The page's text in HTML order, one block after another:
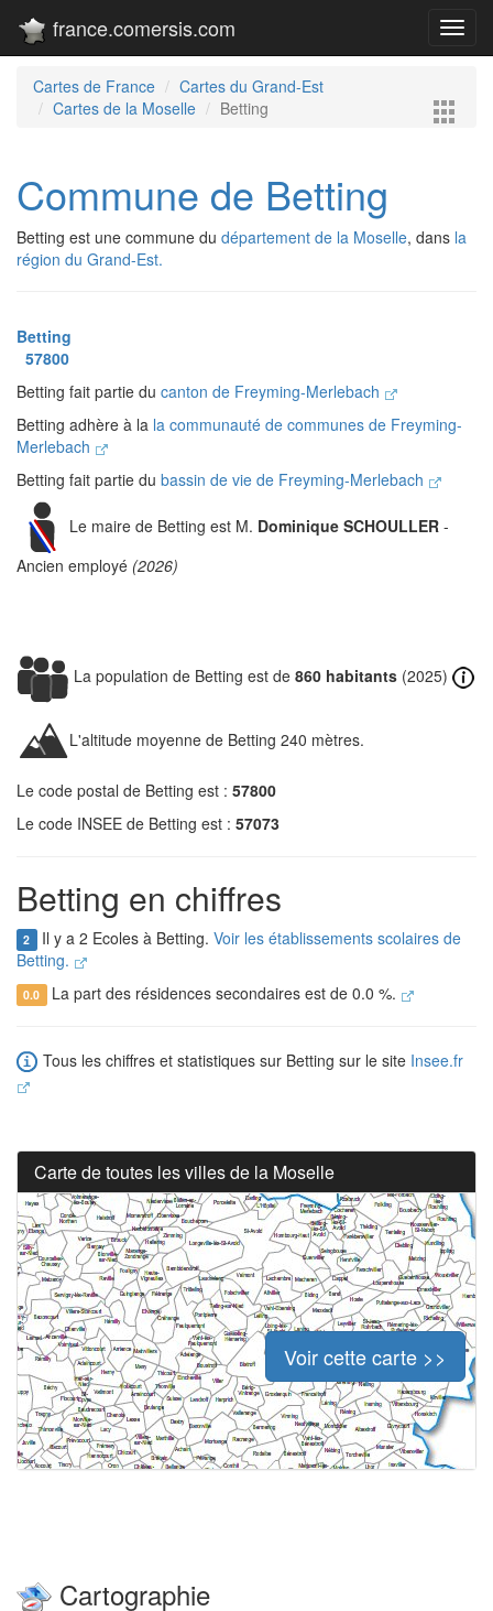
france.comersis.com
Cartes de France
Cartes du Grand-Est
Cartes de la Moselle
Betting
Commune de Betting
Betting est une commune du département de la Moselle, dans la
région du Grand-Est.
Betting
57800
Betting fait partie du canton de Freyming-Merlebach
Betting adhère à la la communauté de communes de Freyming-
Merlebach
Betting fait partie du bassin de vie de Freyming-Merlebach
Le maire de Betting est M. Dominique SCHOULLER -
Ancien employé (2026)
La population de Betting est de 860 habitants (2025)
L'altitude moyenne de Betting 240 mètres.
Le code postal de Betting est : 57800
Le code INSEE de Betting est : 57073
Betting en chiffres
2 Il y a 2 Ecoles à Betting. Voir les établissements scolaires de
Betting.
0.0 La part des résidences secondaires est de 0.0 %.
Tous les chiffres et statistiques sur Betting sur le site Insee.fr
Carte de toutes les villes de la Moselle
Voir cette carte >>
Cartographie